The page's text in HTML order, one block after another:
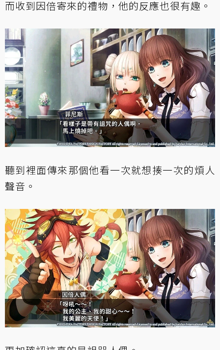
而收到因倍寄來的禮物，他的反應也很有趣。
聽到裡面傳來那個他看一次就想揍一次的煩人
聲音。